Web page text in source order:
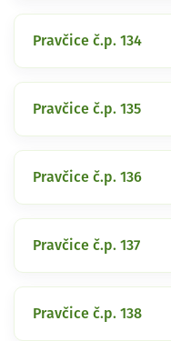
Pravčice č.p. 134
Pravčice č.p. 135
Pravčice č.p. 136
Pravčice č.p. 137
Pravčice č.p. 138